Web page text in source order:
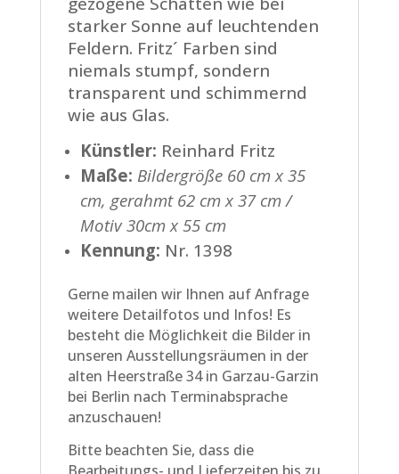
starker Sonne auf leuchtenden
Feldern. Fritz´ Farben sind
niemals stumpf, sondern
transparent und schimmernd
wie aus Glas.
Künstler: Reinhard Fritz
Maße: Bildergröße 60 cm x 35
cm, gerahmt 62 cm x 37 cm /
Motiv 30cm x 55 cm
Kennung: Nr. 1398
Gerne mailen wir Ihnen auf Anfrage
weitere Detailfotos und Infos! Es
besteht die Möglichkeit die Bilder in
unseren Ausstellungsräumen in der
alten Heerstraße 34 in Garzau-Garzin
bei Berlin nach Terminabsprache
anzuschauen!
Bitte beachten Sie, dass die